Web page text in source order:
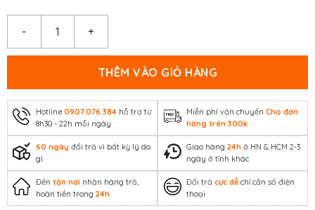
THÊM VÀO GIỎ HÀNG
Hotline 0907.076.384hỗ trợ từ
8h30 - 22h mỗi ngày
Miễn phí vận chuyển Cho đơn
hàng trên 300k
60 ngày đổi trả vì bất kỳ lý do
gì
Giao hàng 24h ở HN & HCM 2-3
ngày ở tỉnh khác
Đến tận nơi nhận hàng trả,
hoàn tiền trong 24h
Đổi trả cực dễ chỉ cần số điện
thoại